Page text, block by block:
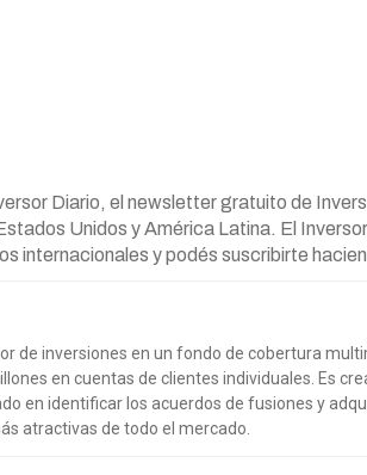
Diario, el newsletter gratuito de
Unidos y América Latina. El
internacionales y podés suscribirte
de inversiones en un fondo de cobertura
en cuentas de clientes individuales. Es
en identificar los acuerdos de fusiones y
atractivas de todo el mercado.